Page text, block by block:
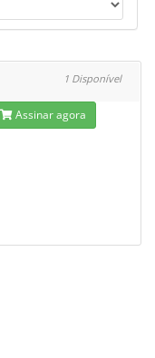
1 Disponível
Assinar agora